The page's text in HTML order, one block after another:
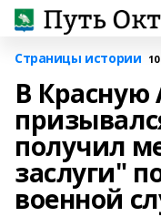
Страницы истории
В
получил
заслуги"
военной